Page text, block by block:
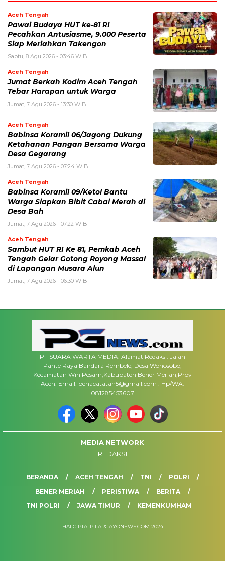
Aceh Tengah
Pawai Budaya HUT ke-81 RI
Pecahkan Antusiasme, 9.000 Peserta
Siap Meriahkan Takengon
Sabtu, 8 Agu 2026 - 03:46 WIB
Aceh Tengah
Jumat Berkah Kodim Aceh Tengah
Tebar Harapan untuk Warga
Jumat, 7 Agu 2026 - 13:30 WIB
Aceh Tengah
‎Babinsa Koramil 06/Jagong Dukung
Ketahanan Pangan Bersama Warga
Desa Gegarang
Jumat, 7 Agu 2026 - 07:24 WIB
Aceh Tengah
‎Babinsa Koramil 09/Ketol Bantu
Warga Siapkan Bibit Cabai Merah di
Desa Bah
Jumat, 7 Agu 2026 - 07:22 WIB
Aceh Tengah
Sambut HUT RI Ke 81, Pemkab Aceh
Tengah Gelar Gotong Royong Massal
di Lapangan Musara Alun
Jumat, 7 Agu 2026 - 06:30 WIB
PT SUARA WARTA MEDIA. Alamat Redaksi. Jalan
Pante Raya Bandara Rembele, Desa Wonosobo,
Kecamatan Wih Pesam,Kabupaten Bener Meriah,Prov
Aceh. Email. penacatatan5@gmail.com . Hp/WA:
081285453607
MEDIA NETWORK
REDAKSI
BERANDA ACEH TENGAH TNI
POLRI
BENER MERIAH
PERISTIWA
BERITA
TNI POLRI
JAWA TIMUR KEMENKUMHAM
HALCIPTA: PILARGAYONEWS.COM 2024